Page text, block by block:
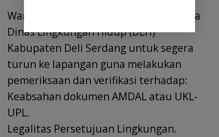
Warga dan insan pers mendesak Kepala
Dinas Lingkungan Hidup (DLH)
Kabupaten Deli Serdang untuk segera
turun ke lapangan guna melakukan
pemeriksaan dan verifikasi terhadap:
Keabsahan dokumen AMDAL atau UKL-
UPL.
Legalitas Persetujuan Lingkungan.